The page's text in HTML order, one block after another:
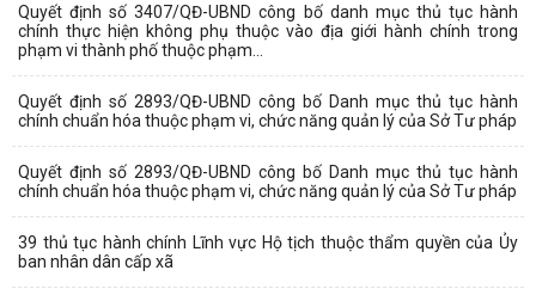
Quyết định số 3407/QĐ-UBND công bố danh mục thủ tục hành
chính thực hiện không phụ thuộc vào địa giới hành chính trong
phạm vi thành phố thuộc phạm...
Quyết định số 2893/QĐ-UBND công bố Danh mục thủ tục hành
chính chuẩn hóa thuộc phạm vi, chức năng quản lý của Sở Tư pháp
Quyết định số 2893/QĐ-UBND công bố Danh mục thủ tục hành
chính chuẩn hóa thuộc phạm vi, chức năng quản lý của Sở Tư pháp
39 thủ tục hành chính Lĩnh vực Hộ tịch thuộc thẩm quyền của Ủy
ban nhân dân cấp xã